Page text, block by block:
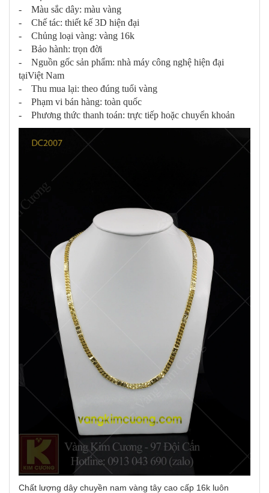
- Màu sắc dây: màu vàng
- Chế tác: thiết kế 3D hiện đại
- Chủng loại vàng: vàng 16k
- Bảo hành: trọn đời
- Nguồn gốc sản phẩm: nhà máy công nghệ hiện đại
tạiViệt Nam
- Thu mua lại: theo đúng tuổi vàng
- Phạm vi bán hàng: toàn quốc
- Phương thức thanh toán: trực tiếp hoặc chuyển khoản
Chất lượng dây chuyền nam vàng tây cao cấp 16k luôn